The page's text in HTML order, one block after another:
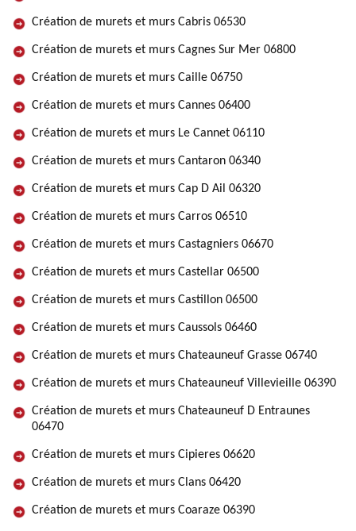
Création de murets et murs Cabris 06530
Création de murets et murs Cagnes Sur Mer 06800
Création de murets et murs Caille 06750
Création de murets et murs Cannes 06400
Création de murets et murs Le Cannet 06110
Création de murets et murs Cantaron 06340
Création de murets et murs Cap D Ail 06320
Création de murets et murs Carros 06510
Création de murets et murs Castagniers 06670
Création de murets et murs Castellar 06500
Création de murets et murs Castillon 06500
Création de murets et murs Caussols 06460
Création de murets et murs Chateauneuf Grasse 06740
Création de murets et murs Chateauneuf Villevieille 06390
Création de murets et murs Chateauneuf D Entraunes
06470
Création de murets et murs Cipieres 06620
Création de murets et murs Clans 06420
Création de murets et murs Coaraze 06390